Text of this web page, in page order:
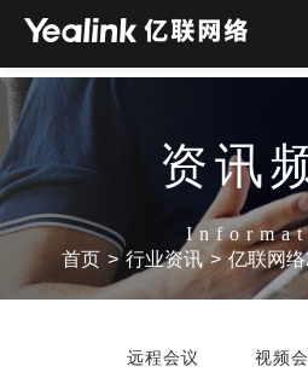
资讯
首页 > 行业资讯 >
远程会议 视频